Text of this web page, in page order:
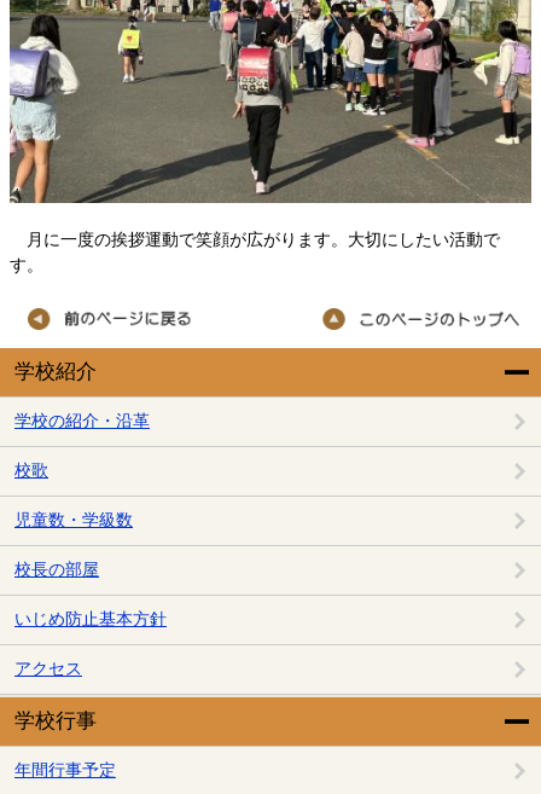
学校紹介
学校の紹介・沿革
校歌
児童数・学級数
校長の部屋
いじめ防止基本方針
アクセス
学校行事
年間行事予定
月に一度の挨拶運動で笑顔が広がります。大切にしたい活動で
す。